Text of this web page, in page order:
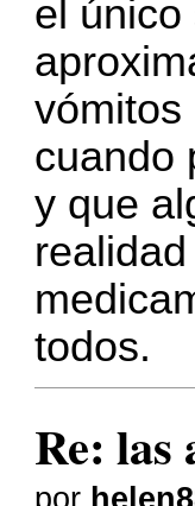
el
vómitos
cuando
y que
todos.
Re: las
por